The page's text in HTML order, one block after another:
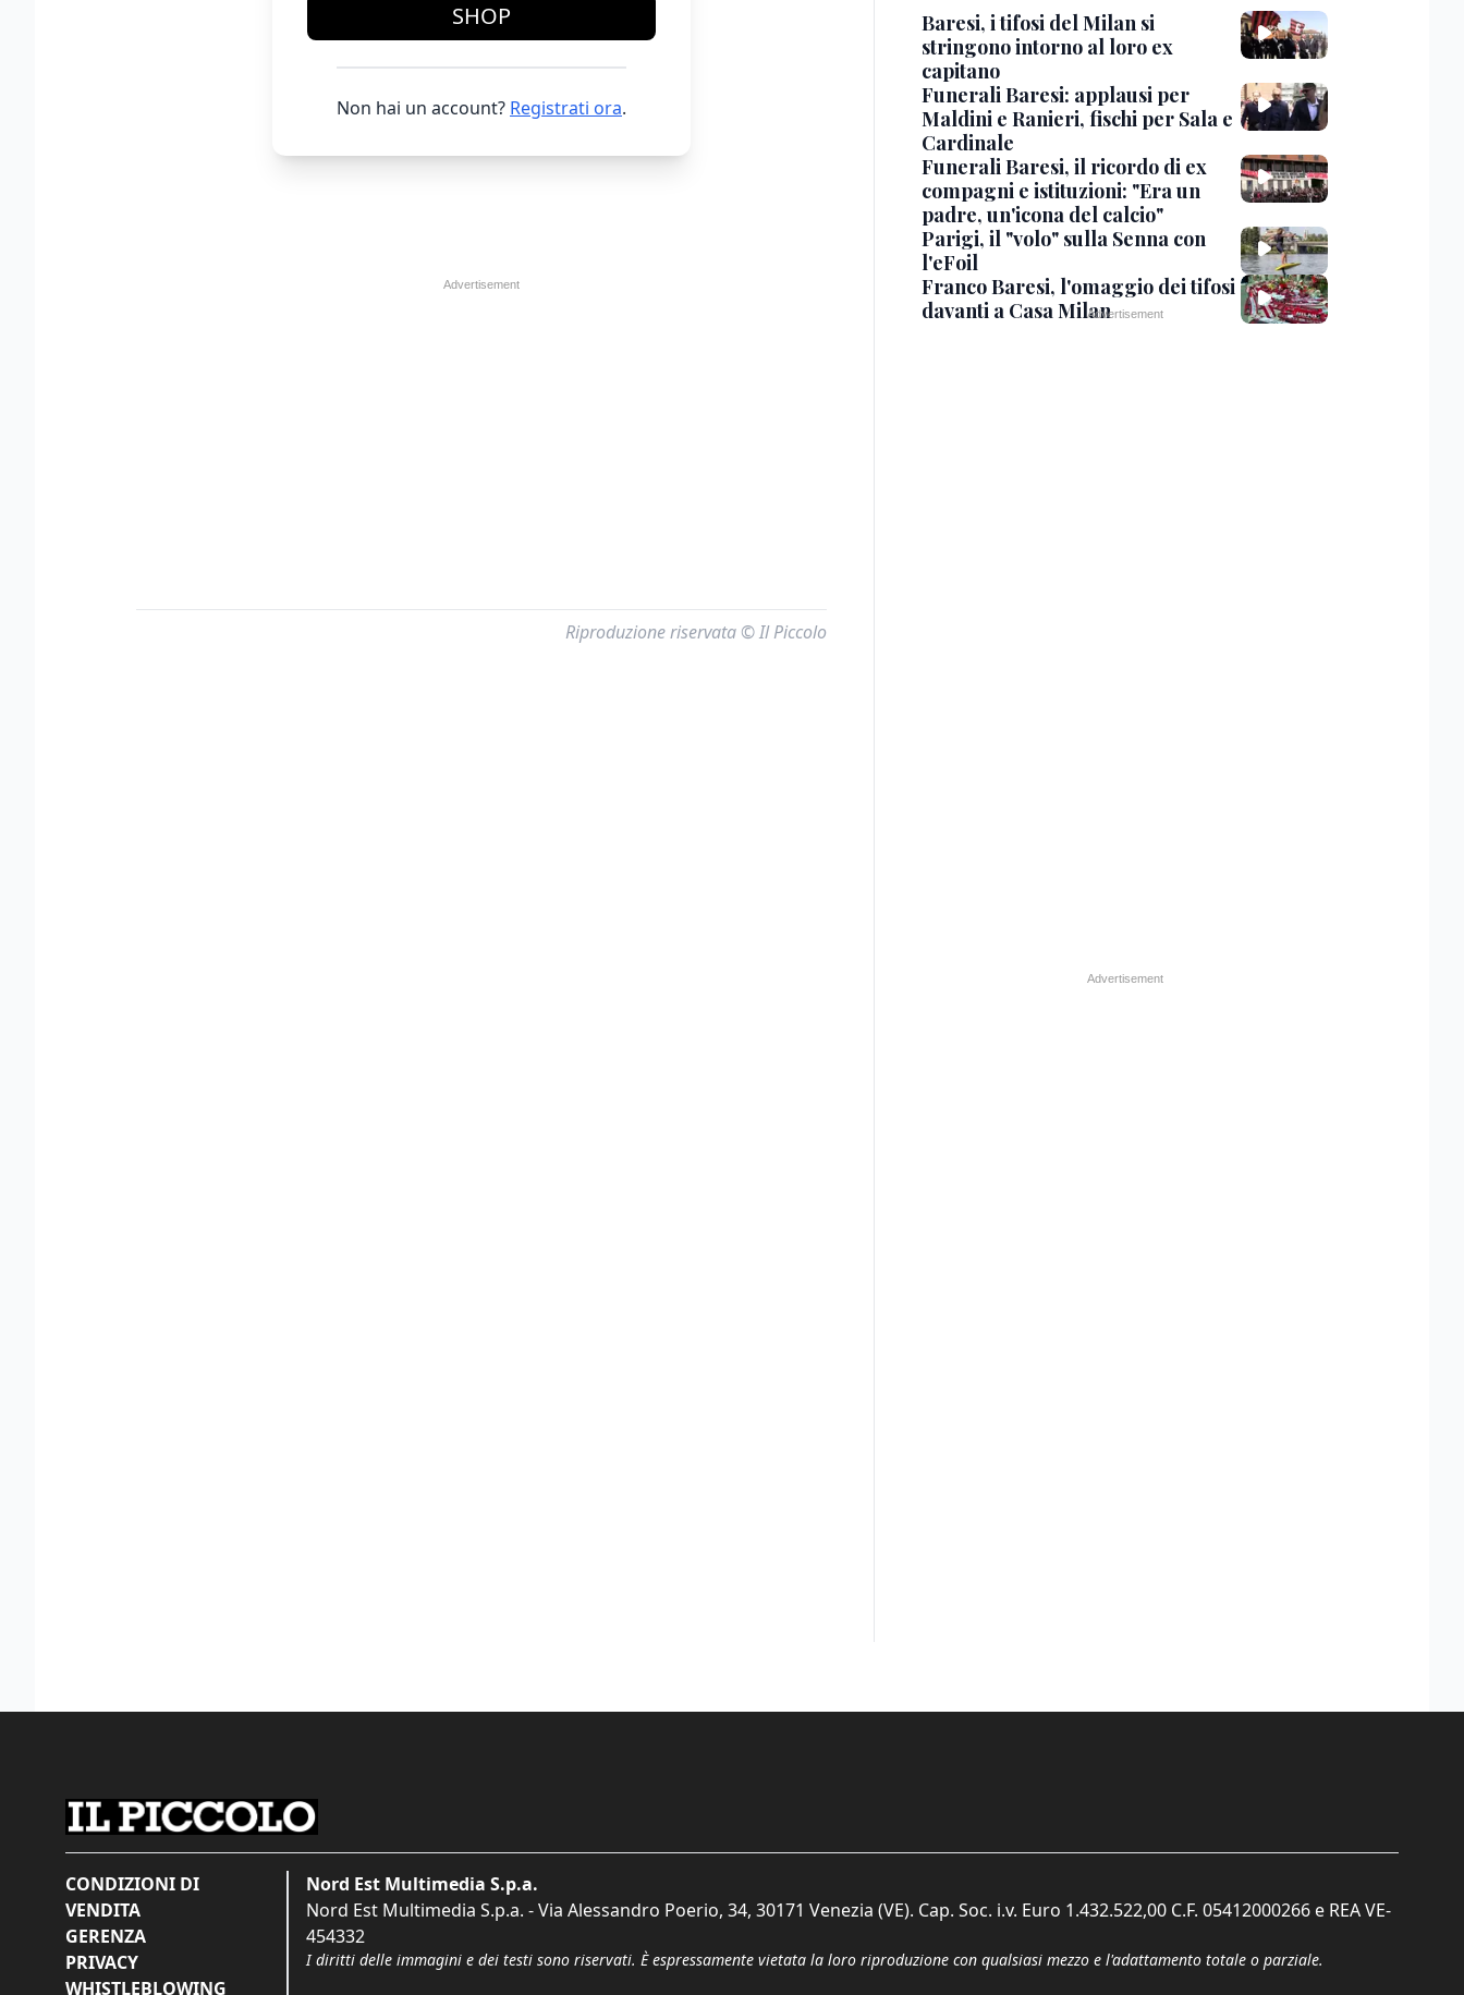
SHOP
Non hai un account? Registrati ora.
Riproduzione riservata © Il Piccolo
Baresi, i tifosi del Milan si
stringono intorno al loro ex
capitano
Funerali Baresi: applausi per
Maldini e Ranieri, fischi per Sala e
Cardinale
Funerali Baresi, il ricordo di ex
compagni e istituzioni: "Era un
padre, un'icona del calcio"
Parigi, il "volo" sulla Senna con
l'eFoil
Franco Baresi, l'omaggio dei tifosi
davanti a Casa Milan
CONDIZIONI DI
VENDITA
GERENZA
PRIVACY
WHISTLEBLOWING
Nord Est Multimedia S.p.a.
Nord Est Multimedia S.p.a. - Via Alessandro Poerio, 34, 30171 Venezia (VE). Cap. Soc. i.v. Euro 1.432.522,00 C.F. 05412000266 e REA VE-
454332
I diritti delle immagini e dei testi sono riservati. È espressamente vietata la loro riproduzione con qualsiasi mezzo e l'adattamento totale o parziale.